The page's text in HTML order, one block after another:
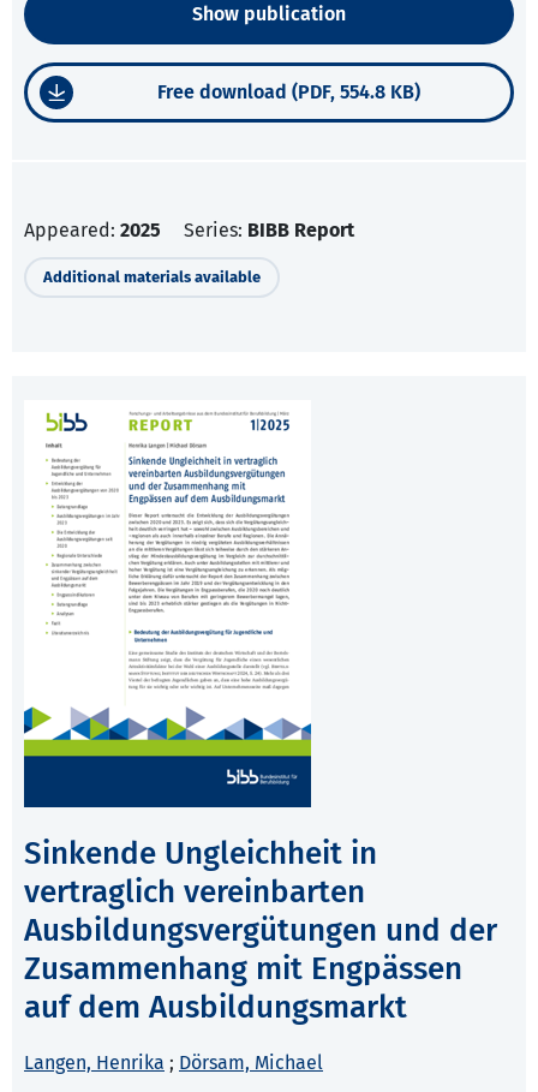
Show publication
Free download (PDF, 554.8 KB)
Appeared: 2025 Series: BIBB Report
Additional materials available
Sinkende Ungleichheit in
vertraglich vereinbarten
Ausbildungsvergütungen und der
Zusammenhang mit Engpässen
auf dem Ausbildungsmarkt
Langen, Henrika ; Dörsam, Michael